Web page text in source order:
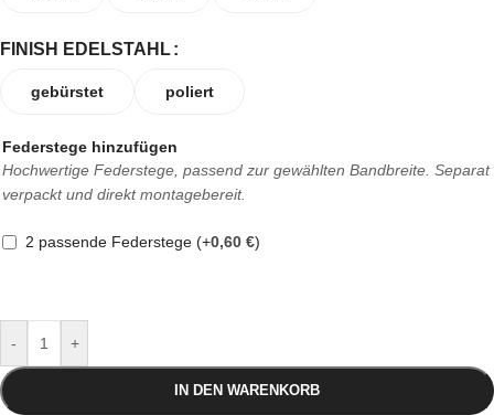
FINISH EDELSTAHL
gebürstet poliert
Federstege hinzufügen
Hochwertige Federstege, passend zur gewählten Bandbreite. Separat
verpackt und direkt montagebereit.
2 passende Federstege (+0,60 €)
- +
IN DEN WARENKORB